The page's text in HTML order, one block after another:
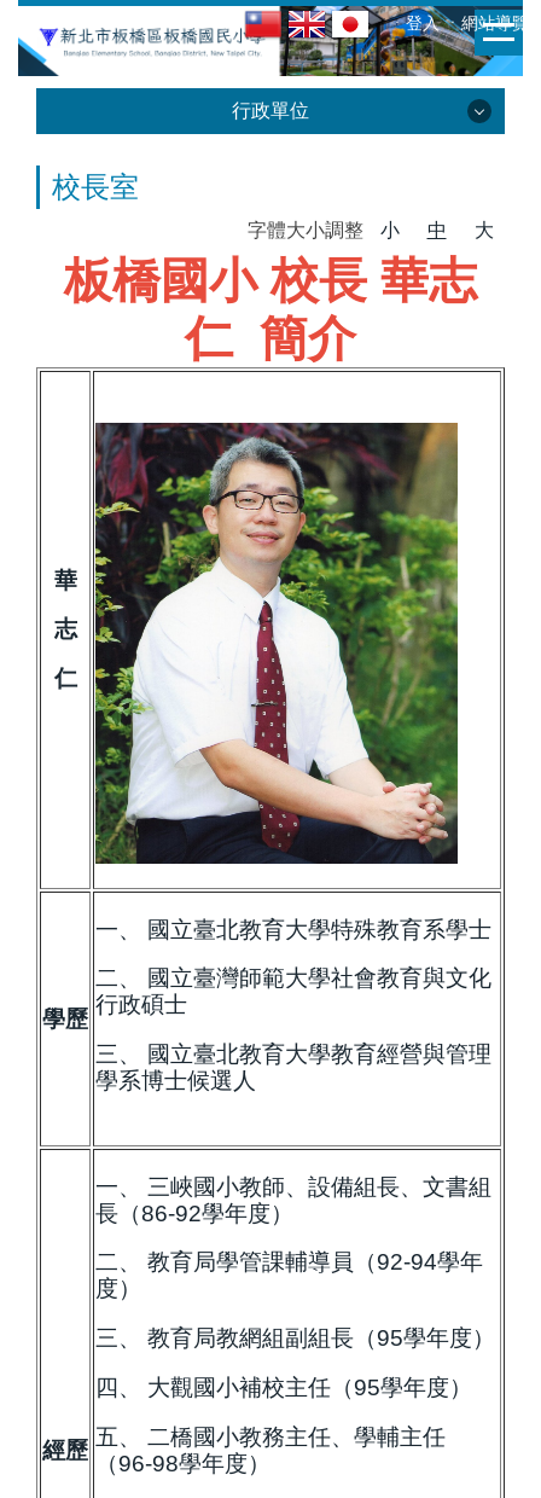
到
主
ㆍ登入 ㆍ網站導覽
行政單位
行政單位
教務處
總務處
幼兒園
人事室
會計室
校長室
字體大小調整 小 中 大
板橋國小 校長 華志
仁 簡介
華
志
仁
學歷
一、 國立臺北教育大學特殊教育系學士
二、 國立臺灣師範大學社會教育與文化
行政碩士
三、 國立臺北教育大學教育經營與管理
學系博士候選人
經歷
一、 三峽國小教師、設備組長、文書組
長（86-92學年度）
二、 教育局學管課輔導員（92-94學年
度）
三、 教育局教網組副組長（95學年度）
四、 大觀國小補校主任（95學年度）
五、 二橋國小教務主任、學輔主任
（96-98學年度）